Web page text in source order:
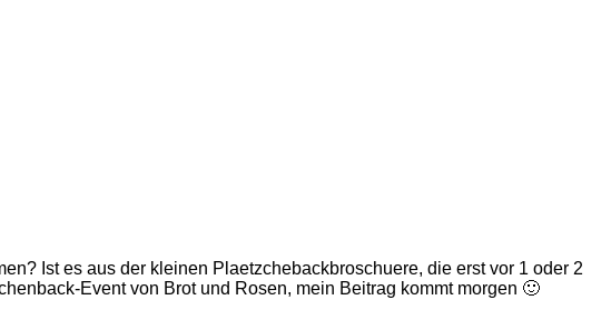
Ist es aus der kleinen Plaetzchebackbroschuere, die erst vor 1 oder 2
Event von Brot und Rosen, mein Beitrag kommt morgen 🙂